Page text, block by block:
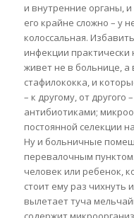
и внутренние органы,
его крайне сложно – у
колоссальная.
инфекции практически
живет не в больнице, а
стафилококка, и
– к другому, от другого
антибиотиками;
постоянной селекции
Ну и больничные
перевалочным
человек или ребенок,
стоит ему раз чихнуть
вылетает туча